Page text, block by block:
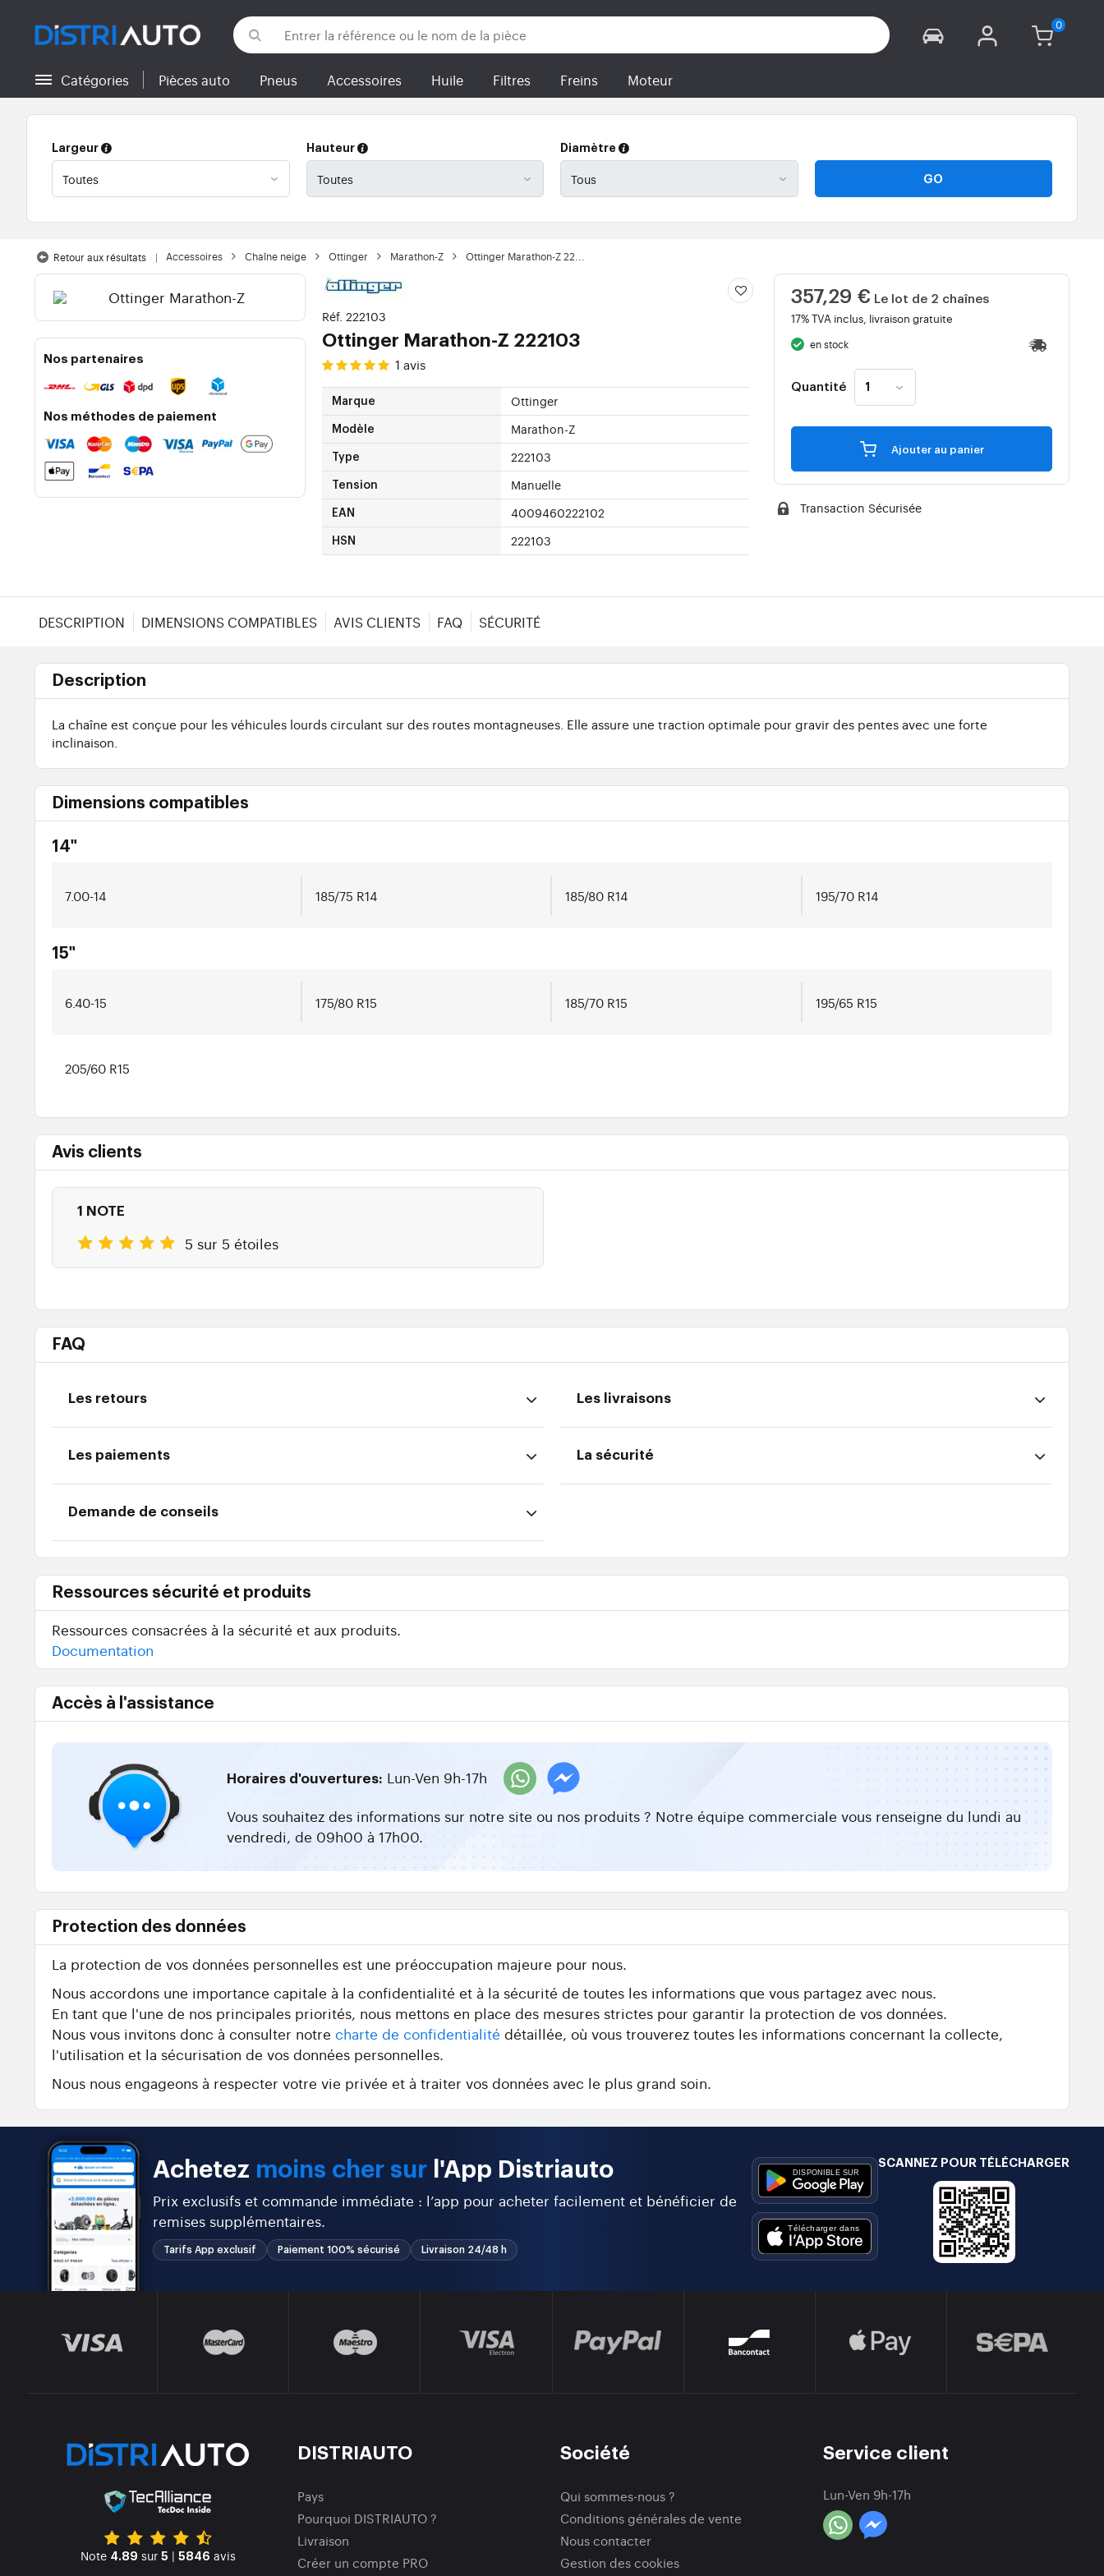
Retour aux catégories
Catégories Pièces auto Pneus Accessoires Huile Filtres Freins Moteur
Largeur Hauteur Diamètre
GO
Retour aux résultats Accessoires Chaîne neige Ottinger Marathon-Z Ottinger Marathon-Z 22...
Nos partenaires
Nos méthodes de paiement
Réf. 222103
Ottinger Marathon-Z 222103
1avis
Marque Ottinger
Modèle Marathon-Z
Type 222103
Tension Manuelle
EAN 4009460222102
HSN 222103
357,29 € Le lot de 2 chaînes
17% TVA inclus, livraison gratuite
en stock
Quantité
Ajouter au panier
Transaction Sécurisée
DESCRIPTION DIMENSIONS COMPATIBLES AVIS CLIENTS FAQ SÉCURITÉ
Description
La chaîne est conçue pour les véhicules lourds circulant sur des routes montagneuses. Elle assure une traction optimale pour gravir des pentes avec une forte
inclinaison.
Dimensions compatibles
14"
7.00-14 185/75 R14 185/80 R14 195/70 R14
15"
6.40-15 175/80 R15 185/70 R15 195/65 R15
205/60 R15
Avis clients
1 NOTE
5 sur 5 étoiles
FAQ
Les retours
Les paiements
Demande de conseils
Les livraisons
La sécurité
Ressources sécurité et produits
Ressources consacrées à la sécurité et aux produits.
Documentation
Accès à l'assistance
Horaires d'ouvertures: Lun-Ven 9h-17h
Vous souhaitez des informations sur notre site ou nos produits ? Notre équipe commerciale vous renseigne du lundi au
vendredi, de 09h00 à 17h00.
Protection des données
La protection de vos données personnelles est une préoccupation majeure pour nous.
Nous accordons une importance capitale à la confidentialité et à la sécurité de toutes les informations que vous partagez avec nous.
En tant que l'une de nos principales priorités, nous mettons en place des mesures strictes pour garantir la protection de vos données.
Nous vous invitons donc à consulter notre charte de confidentialité détaillée, où vous trouverez toutes les informations concernant la collecte,
l'utilisation et la sécurisation de vos données personnelles.
Nous nous engageons à respecter votre vie privée et à traiter vos données avec le plus grand soin.
Achetez moins cher sur l'App Distriauto
Prix exclusifs et commande immédiate : l’app pour acheter facilement et bénéficier de
remises supplémentaires.
Tarifs App exclusif Paiement 100% sécurisé Livraison 24/48 h
SCANNEZ POUR TÉLÉCHARGER
Note 4.89 sur 5 | 5846 avis
DISTRIAUTO
Pays
Pourquoi DISTRIAUTO ?
Livraison
Créer un compte PRO
Société
Qui sommes-nous ?
Conditions générales de vente
Nous contacter
Gestion des cookies
Service client
Lun-Ven 9h-17h